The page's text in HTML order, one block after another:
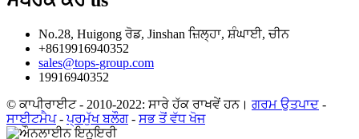
No.28, Huigong ਰੋਡ, Jinshan ਜ਼ਿਲ੍ਹਾ, ਸ਼ੰਘਾਈ, ਚੀਨ
+8619916940352
sales@tops-group.com
19916940352
© ਕਾਪੀਰਾਈਟ - 2010-2022: ਸਾਰੇ ਹੱਕ ਰਾਖਵੇਂ ਹਨ। ਗਰਮ ਉਤਪਾਦ -
ਸਾਈਟਮੈਪ-ਪ੍ਰਮੁੱਖ ਬਲੌਗ- ਸਭ ਤੋਂ ਵੱਧ ਖੋਜ